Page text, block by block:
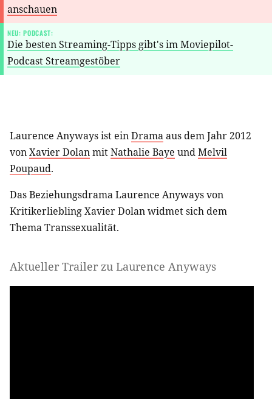
anschauen
NEU: PODCAST:
Die besten Streaming-Tipps gibt's im Moviepilot-
Podcast Streamgestöber
Laurence Anyways ist einDramaaus dem Jahr 2012
vonXavier DolanmitNathalie Baye undMelvil
Poupaud.
Das Beziehungsdrama Laurence Anyways von
Kritikerliebling Xavier Dolan widmet sich dem
Thema Transsexualität.
Aktueller Trailer zu Laurence Anyways